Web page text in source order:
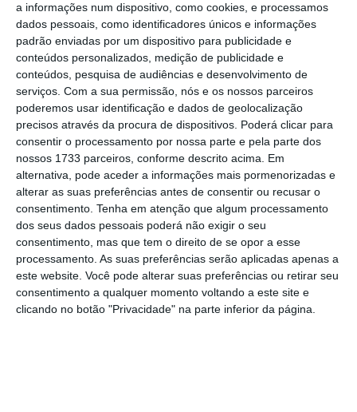
a informações num dispositivo, como cookies, e processamos
dados pessoais, como identificadores únicos e informações
padrão enviadas por um dispositivo para publicidade e
conteúdos personalizados, medição de publicidade e
conteúdos, pesquisa de audiências e desenvolvimento de
serviços. Com a sua permissão, nós e os nossos parceiros
poderemos usar identificação e dados de geolocalização
precisos através da procura de dispositivos. Poderá clicar para
consentir o processamento por nossa parte e pela parte dos
nossos 1733 parceiros, conforme descrito acima. Em
alternativa, pode aceder a informações mais pormenorizadas e
alterar as suas preferências antes de consentir ou recusar o
consentimento. Tenha em atenção que algum processamento
dos seus dados pessoais poderá não exigir o seu
consentimento, mas que tem o direito de se opor a esse
processamento. As suas preferências serão aplicadas apenas a
este website. Você pode alterar suas preferências ou retirar seu
consentimento a qualquer momento voltando a este site e
clicando no botão "Privacidade" na parte inferior da página.
Esta reavaliação do valor patrimonial,
somada a um aumento do número de
isenções, fez com que, no ano passado,a
receita do IMI recuasse em cerca de 44 milhões
de euros, para 1.534 milhões.
AoDinheiro Vivo, a Autoridade Tributária
explica que a variação do valor patrimonial
resulta de correções no âmbito da avaliação
geral da propriedade urbana, bem como de
novos pedidos de avaliação, “designadamente
por alteração do coeficiente de vetustez [o
número de anos da casa] do valor base dos